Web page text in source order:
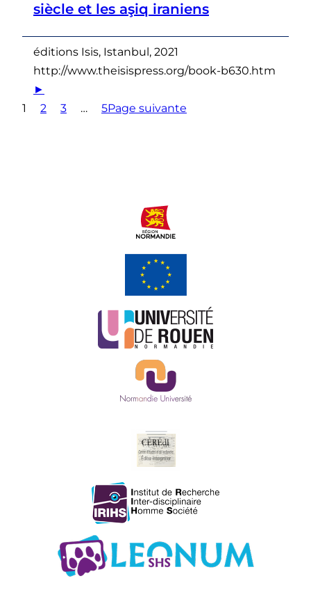
siècle et les aşiq iraniens
éditions Isis, Istanbul, 2021
http://www.theisispress.org/book-b630.htm
►
1
2 3 … 5Page suivante